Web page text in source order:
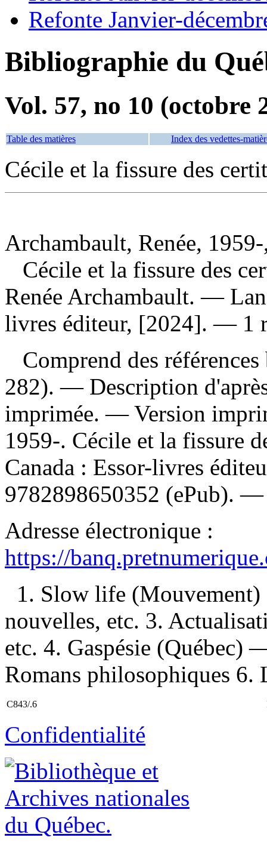
Refonte Janvier-
Bibliographie du
Vol. 57, no 10 (octobre
Table des matières Index des vedettes-
Cécile et la fissure des
Archambault, Renée,
Cécile et la fissure des
Renée Archambault. —
livres éditeur, [2024]. — 1
Comprend des
282). — Description
imprimée. —Version
1959-. Cécile et la fissure
Canada : Essor-livres
9782898650352 (ePub).
Adresse électronique :
https://
1. Slow life
nouvelles, etc. 3.
etc. 4. Gaspésie (Québec)
Romans philosophiques
C843/.6
Confidentialité